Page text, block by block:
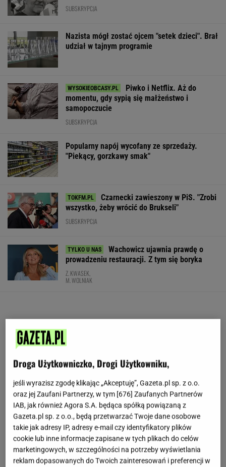
SUBSKRYPCJA
Nazista mógł zostać ojcem "setek dzieci". Brał
udział w tajnym programie
Piwko i Netflix. Aż do
momentu, gdy sypią się małżeństwo i
samopoczucie
SUBSKRYPCJA
Popularny napój wycofany ze sprzedaży.
"Piekący, gorzkawy smak"
Czarnecki zawieszony w PiS. "Zrobi
wszystko, żeby wrócić do Brukseli"
SUBSKRYPCJA
Wachowicz ujawnia prawdę o
prowadzeniu restauracji. Z tym się boryka
Z. KWASEK,
M. WOLNIAK
Droga Użytkowniczko, Drogi Użytkowniku,
jeśli wyrazisz zgodę klikając „Akceptuję”, Gazeta.pl sp. z o.o.
oraz jej Zaufani Partnerzy, w tym [676] Zaufanych Partnerów
IAB, jak również Agora S.A. będąca spółką powiązaną z
Gazeta.pl sp. z o.o., będą przetwarzać Twoje dane osobowe
takie jak adresy IP, adresy e-mail czy identyfikatory plików
cookie lub inne informacje zapisane w tych plikach do celów
marketingowych, w szczególności na potrzeby wyświetlania
reklam dopasowanych do Twoich zainteresowań i preferencji w